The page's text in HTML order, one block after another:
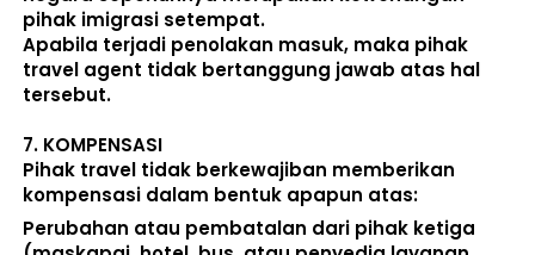
pihak imigrasi setempat.
Apabila terjadi penolakan masuk, maka pihak
travel agent tidak bertanggung jawab atas hal
tersebut.
7. KOMPENSASI
Pihak travel tidak berkewajiban memberikan
kompensasi dalam bentuk apapun atas:
Perubahan atau pembatalan dari pihak ketiga